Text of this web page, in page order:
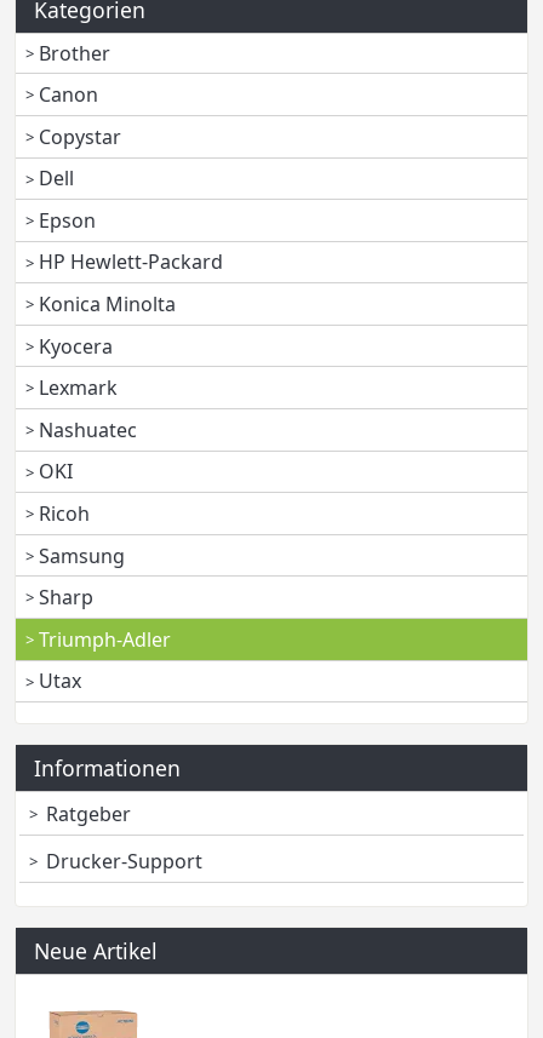
Kategorien
Brother
Canon
Copystar
Dell
Epson
HP Hewlett-Packard
Konica Minolta
Kyocera
Lexmark
Nashuatec
OKI
Ricoh
Samsung
Sharp
Triumph-Adler
Utax
Informationen
Ratgeber
Drucker-Support
Neue Artikel